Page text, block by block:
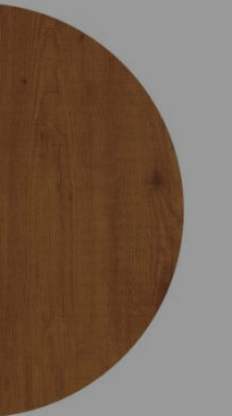
Prijsklasse:
€75.00